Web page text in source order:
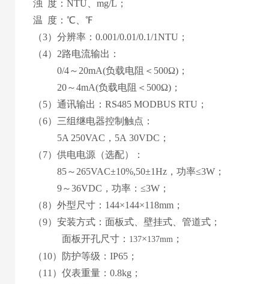
浊 度： NTU
mg/L；
温 度：℃、℉
（3）分辨率 ： 0.001/0.01/0.1/1NTU ；
（4） 2路电流输出：
0/4～ 20mA(负载电阻＜ 500Ω)；
20～4mA(负载电阻＜ 500Ω)；
（5）通讯输出：RS485 MODBUS RTU；
（6） 三组继电器控制触点：
5A 250VAC， 5A 30VDC；
（7）供电电源 （选配）
：
85～ 265VAC±10%,50±1Hz，功率≤3W；
9～36VDC，功率：≤3W；
（8）外型尺寸： 144×144×1 18mm；
（9）安装方式： 面板式 壁挂式、管道式 ；
面板开孔尺寸 ： 137×137mm ；
（10）
防护等级：IP65；
（1 1 ）仪表重量：0.8kg；